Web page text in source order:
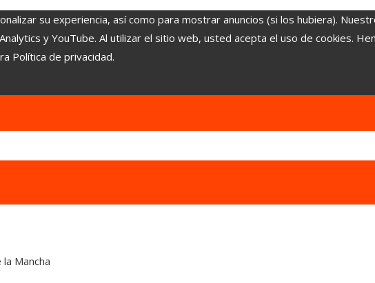
su experiencia, así como para mostrar anuncios (si los hubiera).
y YouTube. Al utilizar el sitio web, usted acepta el uso de cookies.
Política de privacidad.
Mancha